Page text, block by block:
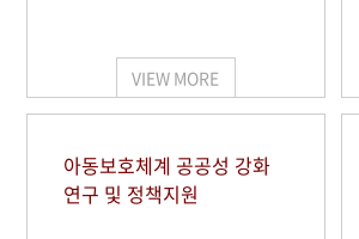
VIEW MORE
아동보호체계 공공성 강화
연구 및 정책지원